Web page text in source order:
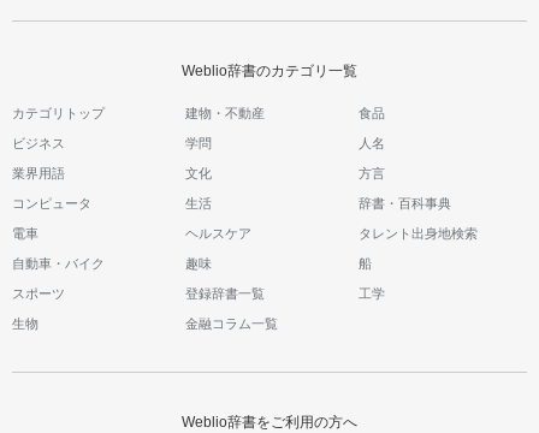
Weblio辞書のカテゴリ一覧
カテゴリトップ 建物・不動産 食品
ビジネス 学問 人名
業界用語 文化 方言
コンピュータ 生活 辞書・百科事典
電車 ヘルスケア タレント出身地検索
自動車・バイク 趣味 船
スポーツ 登録辞書一覧 工学
生物 金融コラム一覧
Weblio辞書をご利用の方へ